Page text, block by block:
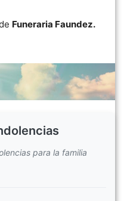
Funeraria Faundez.
para la familia